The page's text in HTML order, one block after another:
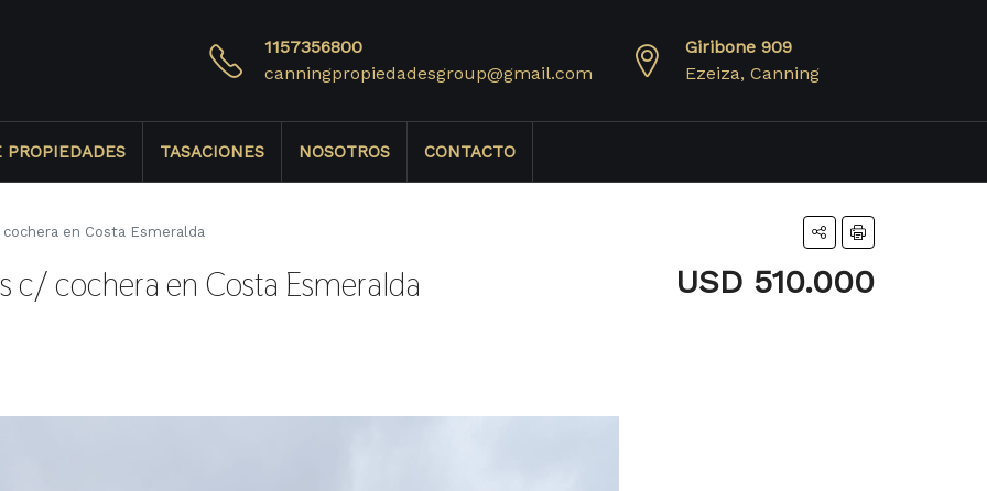
1157356800
canningpropiedadesgroup@gmail.com
Giribone 909
Ezeiza, Canning
PROPIEDADES TASACIONES NOSOTROS CONTACTO
en Costa Esmeralda
c/ cochera en Costa Esmeralda USD 510.000